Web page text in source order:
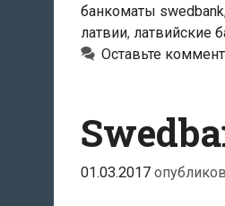
банкоматы swedbank
латвии, латвийские
Оставьте
01.03.2017